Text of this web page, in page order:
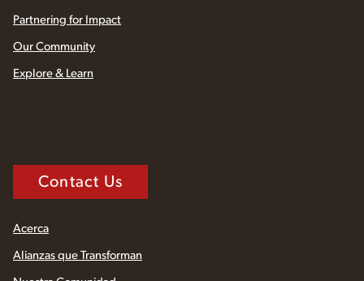
Partnering for Impact
Our Community
Explore & Learn
Contact Us
Acerca
Alianzas que Transforman